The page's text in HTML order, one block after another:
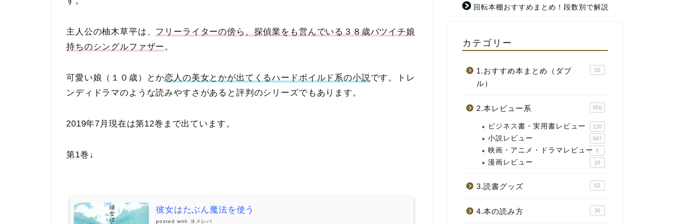
主人公の柚木草平は、 フリーライターの傍ら、探偵業をも営んでいる３８歳バツイチ娘
持ちのシングルファザー。
可愛い娘（１０歳）とか恋人の美女とかが出てくるハードボイルド系の小説です。トレ
ンディドラマのような読みやすさがあると評判のシリーズでもあります。
2019年7月現在は第12巻まで出ています。
第1巻↓
彼女はたぶん魔法を使う
posted with ヨメレバ
回転本棚おすすめまとめ！段数別で解説
カテゴリー
1.おすすめ本まとめ（ダブ
ル）
55
2.本レビュー系 856
ビジネス書・実用書レビュー 120
小説レビュー 687
映画・アニメ・ドラマレビュー 5
漫画レビュー 16
3.読書グッズ 52
4.本の読み方 36